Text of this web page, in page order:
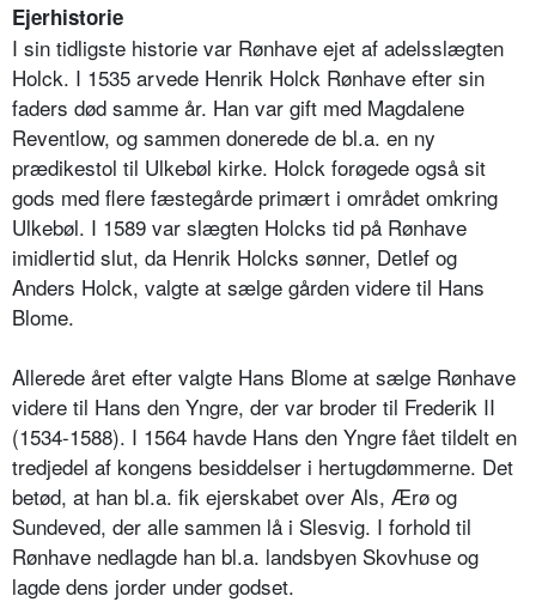
Ejerhistorie
I sin tidligste historie var Rønhave ejet af adelsslægten
Holck. I 1535 arvede Henrik Holck Rønhave efter sin
faders død samme år. Han var gift med Magdalene
Reventlow, og sammen donerede de bl.a. en ny
prædikestol til Ulkebøl kirke. Holck forøgede også sit
gods med flere fæstegårde primært i området omkring
Ulkebøl. I 1589 var slægten Holcks tid på Rønhave
imidlertid slut, da Henrik Holcks sønner, Detlef og
Anders Holck, valgte at sælge gården videre til Hans
Blome.
Allerede året efter valgte Hans Blome at sælge Rønhave
videre til Hans den Yngre, der var broder til Frederik II
(1534-1588). I 1564 havde Hans den Yngre fået tildelt en
tredjedel af kongens besiddelser i hertugdømmerne. Det
betød, at han bl.a. fik ejerskabet over Als, Ærø og
Sundeved, der alle sammen lå i Slesvig. I forhold til
Rønhave nedlagde han bl.a. landsbyen Skovhuse og
lagde dens jorder under godset.